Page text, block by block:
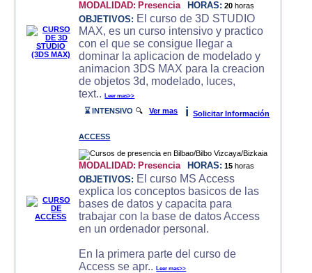
MODALIDAD: Presencia HORAS: 20 horas
OBJETIVOS: El curso de 3D STUDIO
MAX, es un curso intensivo y practico
con el que se consigue llegar a
dominar la aplicacion de modelado y
animacion 3DS MAX para la creacion
de objetos 3d, modelado, luces,
text..Leer mas>>
⌛ INTENSIVO 🔍Ver mas i Solicitar Información
ACCESS
MODALIDAD: Presencia HORAS: 15 horas
OBJETIVOS: El curso MS Access
explica los conceptos basicos de las
bases de datos y capacita para
trabajar con la base de datos Access
en un ordenador personal.
En la primera parte del curso de
Access se apr..Leer mas>>